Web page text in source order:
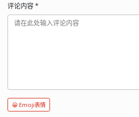
评论内容*
😀 Emoji表情